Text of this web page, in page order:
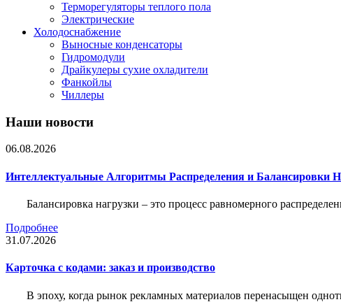
Терморегуляторы теплого пола
Электрические
Холодоснабжение
Выносные конденсаторы
Гидромодули
Драйкулеры сухие охладители
Фанкойлы
Чиллеры
Наши новости
06.08.2026
Интеллектуальные Алгоритмы Распределения и Балансировки
Балансировка нагрузки – это процесс равномерного
Подробнее
31.07.2026
Карточка c кодами: заказ и производство
В эпоху, когда рынок рекламных материалов перенасыщен